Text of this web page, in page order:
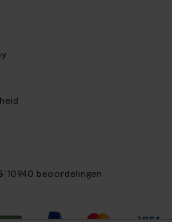
10940 beoordelingen